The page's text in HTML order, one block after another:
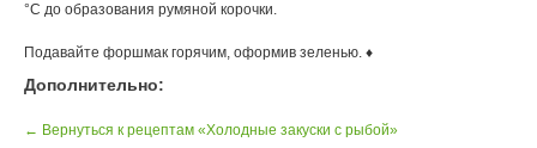
°С до образования румяной корочки.
Подавайте форшмак горячим, оформив зеленью. ♦
Дополнительно:
← Вернуться к рецептам «Холодные закуски с рыбой»